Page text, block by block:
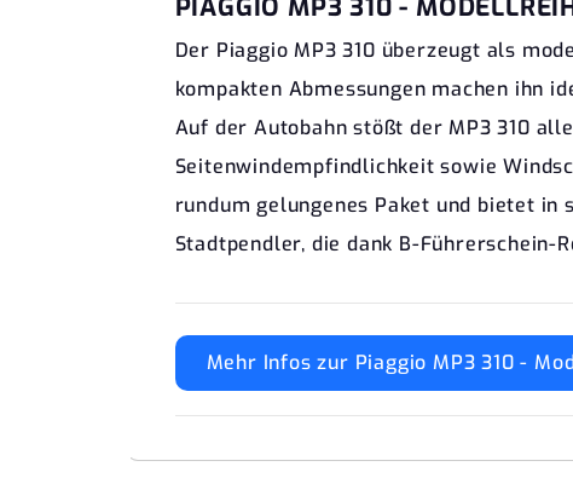
PIAGGIO MP3 310 -
Der Piaggio MP3 310 überzeugt als
kompakten Abmessungen machen ihn
Auf der Autobahn stößt der MP3 310
Seitenwindempfindlichkeit sowie
rundum gelungenes Paket und bietet
Stadtpendler, die dank B-Führerschein-
Mehr Infos zur Piaggio MP3 310 -